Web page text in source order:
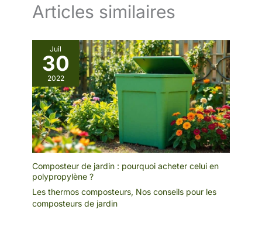
Articles similaires
Juil
30
2022
Composteur de jardin : pourquoi acheter celui en
polypropylène ?
Les thermos composteurs, Nos conseils pour les
composteurs de jardin